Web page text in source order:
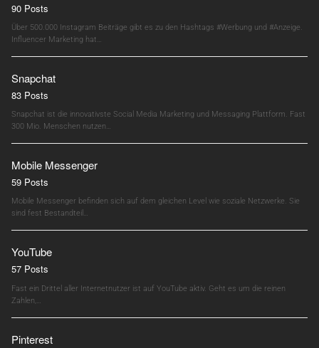
90 Posts
Über 500.000 Instagram Beiträge gibt es zu den Hashtags #Werbung und #Anzeige.
Influencer Marketing hat…
Snapchat
83 Posts
Snapchat ist die innovativste Social Media Marketing und Messaging Plattform. Fast
300 Mio. Menschen nutzen…
Mobile Messenger
59 Posts
Mobile Messenger befinden sich auf dem gleichen Level wie soziale Netzwerke. Sie
sind fest Bestandteil…
YouTube
57 Posts
Fast ein Drittel aller Internetnutzer ist auf YouTube aktiv. Geht es um die reinen
Zahlen,…
Pinterest